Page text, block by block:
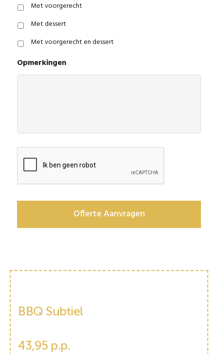
Met voorgerecht
Met dessert
Met voorgerecht en dessert
Opmerkingen
Validatie
BBQ Subtiel
43,95 p.p.